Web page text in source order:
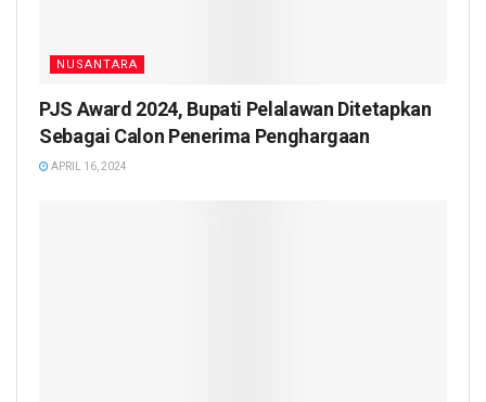
NUSANTARA
PJS Award 2024, Bupati Pelalawan Ditetapkan
Sebagai Calon Penerima Penghargaan
APRIL 16, 2024